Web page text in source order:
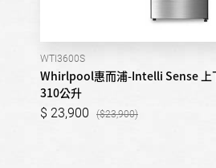
WTI3600S
Whirlpool惠而浦-Intelli Sense 上
310公升
23,900 23,900